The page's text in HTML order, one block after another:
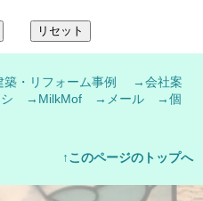
・リフォーム事例
→会社案
→MilkMof →メール
→個
↑このページのトップへ